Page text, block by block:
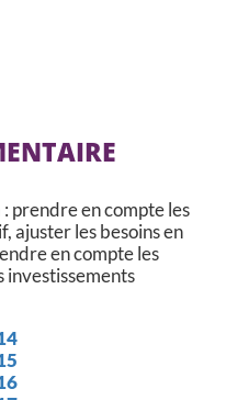
prendre en compte les
ajuster les besoins en
en compte les
investissements